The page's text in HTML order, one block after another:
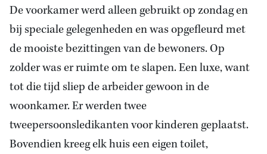
De voorkamer werd alleen gebruikt op zondag en
bij speciale gelegenheden en was opgefleurd met
de mooiste bezittingen van de bewoners. Op
zolder was er ruimte om te slapen. Een luxe, want
tot die tijd sliep de arbeider gewoon in de
woonkamer. Er werden twee
tweepersoonsledikanten voor kinderen geplaatst.
Bovendien kreeg elk huis een eigen toilet,